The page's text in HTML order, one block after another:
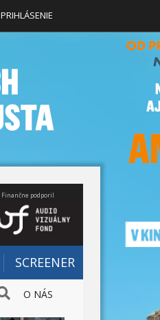
PRIHLÁSENIE
Finančne podporil
SCREENER
O NÁS